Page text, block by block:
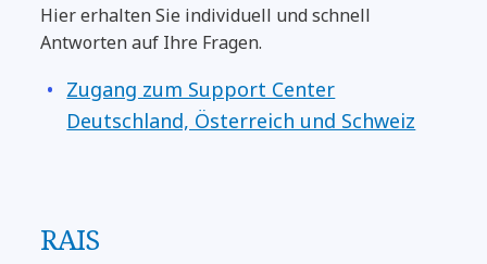
Hier erhalten Sie individuell und schnell
Antworten auf Ihre Fragen.
Zugang zum Support Center
Deutschland, Österreich und Schweiz
RAIS